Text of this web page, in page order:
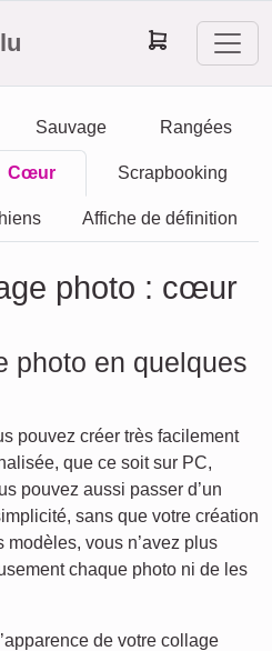
Sauvage Rangées
Cœur Scrapbooking
Affiche de définition
photo : cœur
photo en quelques
pouvez créer très facilement
que ce soit sur PC,
pouvez aussi passer d’un
sans que votre création
modèles, vous n’avez plus
chaque photo ni de les
de votre collage